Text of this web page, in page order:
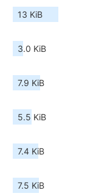
13 KiB
3.0 KiB
7.9 KiB
5.5 KiB
7.4 KiB
7.5 KiB